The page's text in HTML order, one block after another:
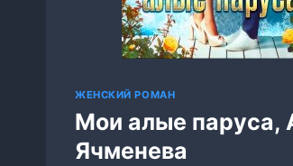
ЖЕНСКИЙ РОМАН
Мои алые паруса,
Ячменева